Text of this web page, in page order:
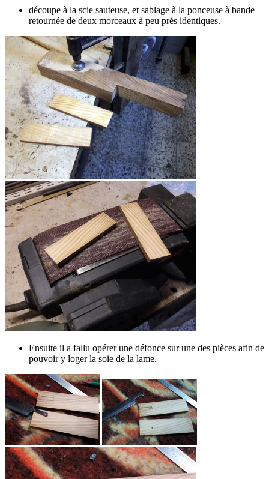
découpe à la scie sauteuse, et sablage à la ponceuse à bande
retournée de deux morceaux à peu prés identiques.
Ensuite il a fallu opérer une défonce sur une des pièces afin de
pouvoir y loger la soie de la lame.